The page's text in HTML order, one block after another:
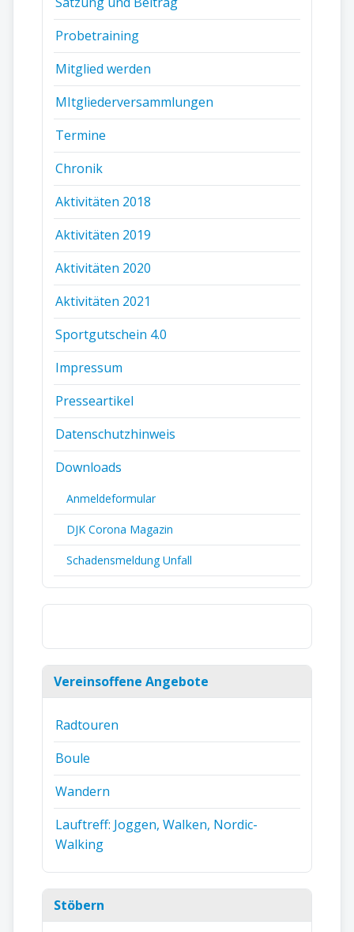
Probetraining
Mitglied werden
MItgliederversammlungen
Termine
Chronik
Aktivitäten 2018
Aktivitäten 2019
Aktivitäten 2020
Aktivitäten 2021
Sportgutschein 4.0
Impressum
Presseartikel
Datenschutzhinweis
Downloads
Anmeldeformular
DJK Corona Magazin
Schadensmeldung Unfall
Vereinsoffene Angebote
Radtouren
Boule
Wandern
Lauftreff: Joggen, Walken, Nordic-
Walking
Stöbern